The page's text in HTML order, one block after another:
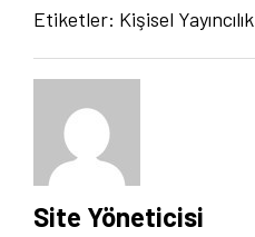
Etiketler: Kişisel Yayıncılık
Site Yöneticisi